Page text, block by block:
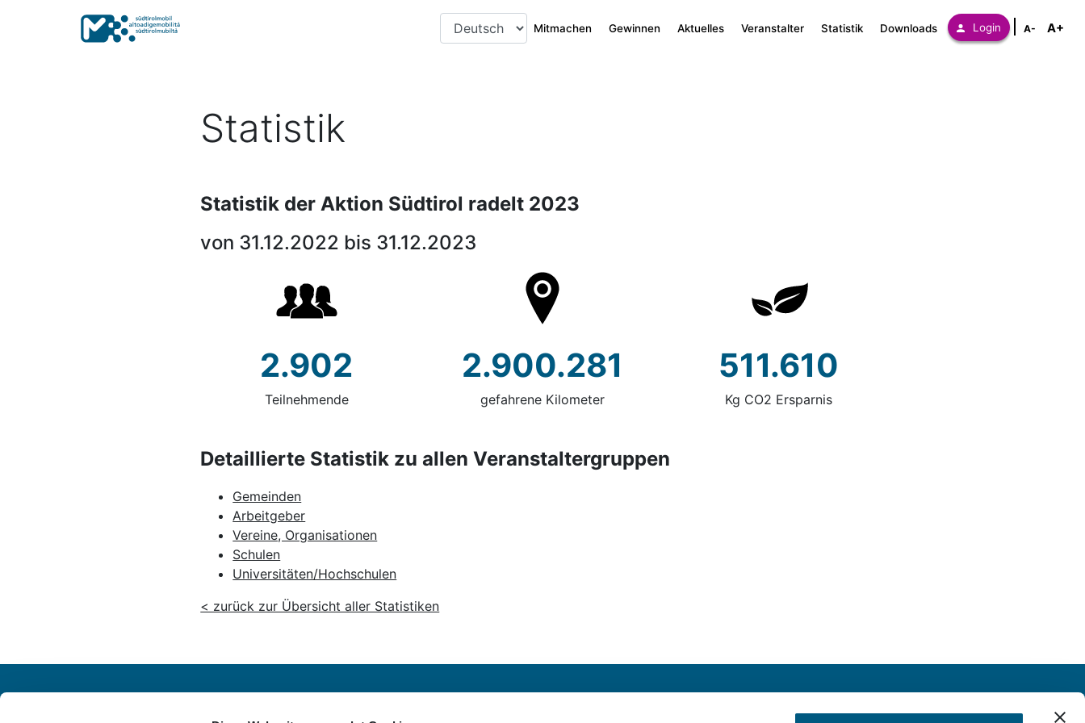
Mitmachen Gewinnen Aktuelles Veranstalter Statistik Downloads Login A- A+
Statistik
Statistik der Aktion Südtirol radelt 2023
von 31.12.2022 bis 31.12.2023
2.902
Teilnehmende
2.900.281
gefahrene Kilometer
511.610
Kg CO2 Ersparnis
Detaillierte Statistik zu allen Veranstaltergruppen
Gemeinden
Arbeitgeber
Vereine, Organisationen
Schulen
Universitäten/Hochschulen
< zurück zur Übersicht aller Statistiken